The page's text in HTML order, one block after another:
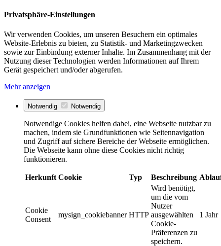
Privatsphäre-Einstellungen
Wir verwenden Cookies, um unseren Besuchern ein optimales
Website-Erlebnis zu bieten, zu Statistik- und Marketingzwecken
sowie zur Einbindung externer Inhalte. Im Zusammenhang mit der
Nutzung dieser Technologien werden Informationen auf Ihrem
Gerät gespeichert und/oder abgerufen.
Mehr anzeigen
Notwendig Notwendig
Notwendige Cookies helfen dabei, eine Webseite nutzbar zu
machen, indem sie Grundfunktionen wie Seitennavigation
und Zugriff auf sichere Bereiche der Webseite ermöglichen.
Die Webseite kann ohne diese Cookies nicht richtig
funktionieren.
Herkunft Cookie Typ Beschreibung
Cookie
Consent
mysign_cookiebanner HTTP
Wird benötigt,
um die vom
Nutzer
ausgewählten
Cookie-
Präferenzen zu
speichern.
1 Jahr